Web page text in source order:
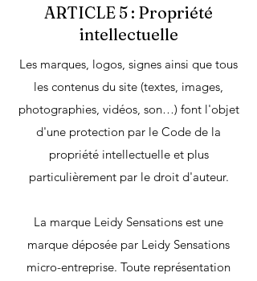
ARTICLE 5 : Propriété
intellectuelle
Les marques, logos, signes ainsi que tous
les contenus du site (textes, images,
photographies, vidéos, son…) font l'objet
d'une protection par le Code de la
propriété intellectuelle et plus
particulièrement par le droit d'auteur.
La marque Leidy Sensations est une
marque déposée par Leidy Sensations
micro-entreprise. Toute représentation